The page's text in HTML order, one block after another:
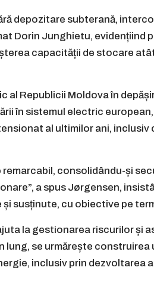
depozitare subterană,
Dorin Junghietu, evidențiind
capacității de stocare
al Republicii Moldova în
în sistemul electric
al ultimilor ani, inclusiv
remarcabil, consolidându-și
a spus Jørgensen,
susținute, cu obiective pe
la gestionarea riscurilor și
se urmărește construirea
inclusiv prin dezvoltarea